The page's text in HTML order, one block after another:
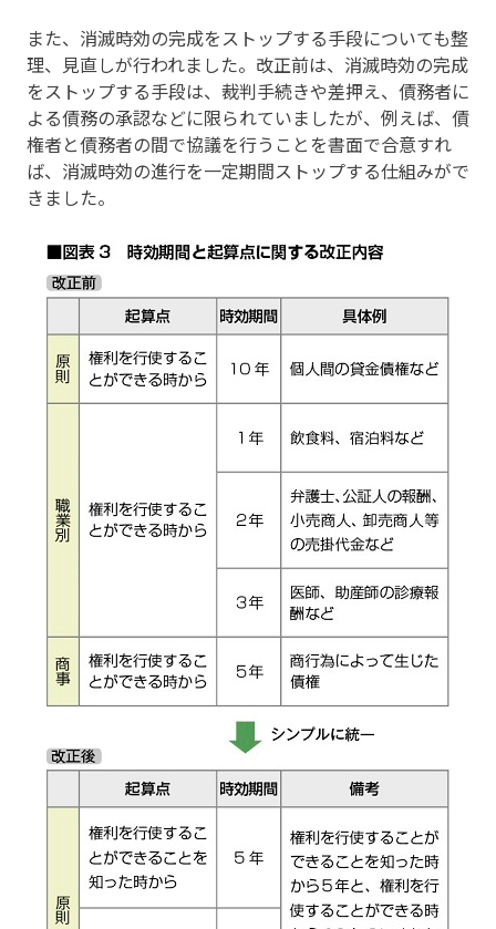
また、消滅時効の完成をストップする手段についても整
理、見直しが行われました。改正前は、消滅時効の完成
をストップする手段は、裁判手続きや差押え、債務者に
よる債務の承認などに限られていましたが、例えば、債
権者と債務者の間で協議を行うことを書面で合意すれ
ば、消滅時効の進行を一定期間ストップする仕組みがで
きました。